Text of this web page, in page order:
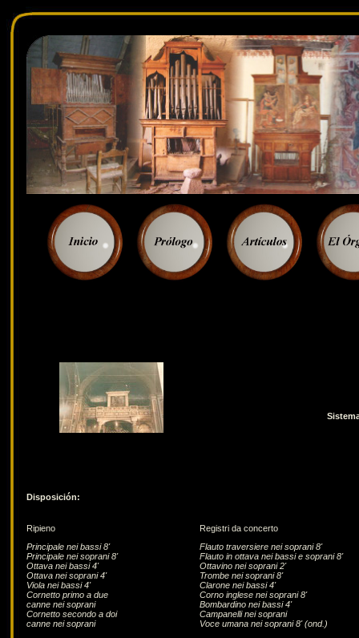
Disposición:
Ripieno
Principale nei bassi 8'
Principale nei soprani 8'
Ottava nei bassi 4'
Ottava nei soprani 4'
Viola nei bassi 4'
Cornetto primo a due
canne nei soprani
Cornetto secondo a doi
canne nei soprani
Registri da concerto
Flauto traversiere nei soprani 8'
Flauto in ottava nei bassi e soprani 8'
Ottavino nei soprani 2'
Trombe nei soprani 8'
Clarone nei bassi 4'
Corno inglese nei soprani 8'
Bombardino nei bassi 4'
Campanelli nei soprani
Voce umana nei soprani 8' (ond.)